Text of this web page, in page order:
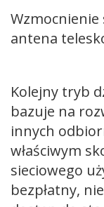
Wzmocnienie
antena
Kolejny tryb
bazuje na
innych
właściwym
sieciowego
bezpłatny,